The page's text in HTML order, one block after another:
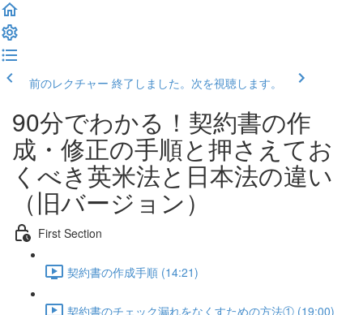
前のレクチャー 終了しました。次を視聴します。
90分でわかる！契約書の作
成・修正の手順と押さえてお
くべき英米法と日本法の違い
（旧バージョン）
First Section
契約書の作成手順 (14:21)
契約書のチェック漏れをなくすための方法① (19:00)